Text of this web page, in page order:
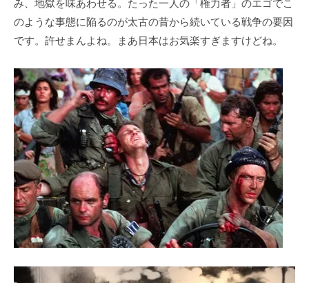
み、地獄を味あわせる。たった一人の「権力者」のエゴでこ
のような事態に陥るのが太古の昔から続いている戦争の要因
です。許せまんよね。まあ日本はお気楽すぎますけどね。